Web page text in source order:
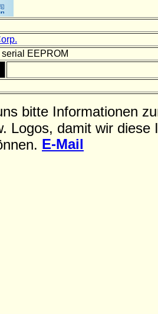
EEPROM
bitte Informationen
Logos, damit wir diese
E-Mail